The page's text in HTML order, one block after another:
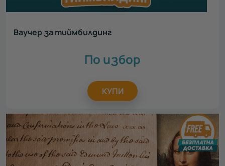
Ваучер за тиймбилдинг
По избор
КУПИ